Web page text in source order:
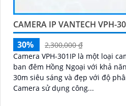
CAMERA IP VANTECH VPH-
30%
2,300,000 ₫
Camera VPH-301IP là một loại
ban đêm Hồng Ngoại với khả
30m siêu sáng và đẹp với độ
Camera sử dụng công...